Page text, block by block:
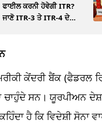
ਫਾਈਲ ਕਰਨੀ ਹੋਵੇਗੀ ITR?
ਜਾਣੋ ITR-3 ਤੇ ITR-4 ਦੇ
ਕੇਂਦਰੀ ਬੈਂਕ (ਫੈਡਰਲ
ਸਨ। ਯੂਰਪੀਅਨ
ਹੈ ਕਿ ਵਿਦੇਸ਼ੀ ਸੋਨਾ